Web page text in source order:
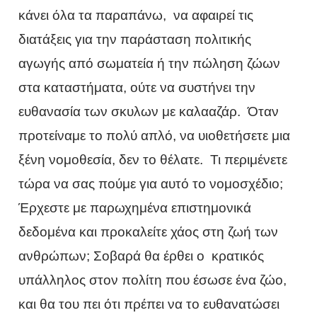
κάνει όλα τα παραπάνω, να αφαιρεί τις
διατάξεις για την παράσταση πολιτικής
αγωγής από σωματεία ή την πώληση ζώων
στα καταστήματα, ούτε να συστήνει την
ευθανασία των σκυλων με καλααζάρ. Όταν
προτείναμε το πολύ απλό, να υιοθετήσετε μια
ξένη νομοθεσία, δεν το θέλατε. Τι περιμένετε
τώρα να σας πούμε για αυτό το νομοσχέδιο;
Έρχεστε με παρωχημένα επιστημονικά
δεδομένα και προκαλείτε χάος στη ζωή των
ανθρώπων; Σοβαρά θα έρθει ο κρατικός
υπάλληλος στον πολίτη που έσωσε ένα ζώο,
και θα του πει ότι πρέπει να το ευθανατώσει